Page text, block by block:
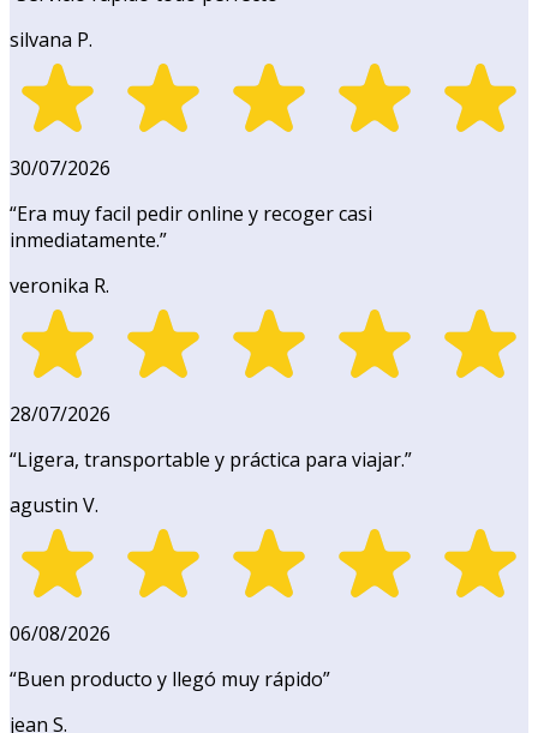
silvana P.
30/07/2026
“Era muy facil pedir online y recoger casi
inmediatamente.”
veronika R.
28/07/2026
“Ligera, transportable y práctica para viajar.”
agustin V.
06/08/2026
“Buen producto y llegó muy rápido”
jean S.